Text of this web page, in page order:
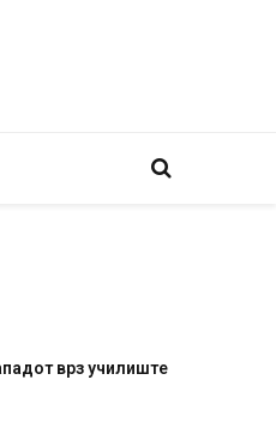
СОЗИС: Украинците повеќе